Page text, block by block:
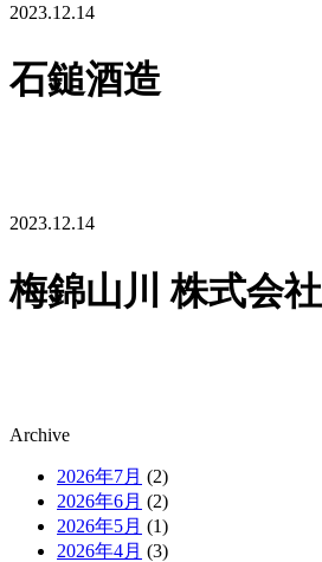
2023.12.14
石鎚酒造
2023.12.14
梅錦山川 株式会社
Archive
2026年7月 (2)
2026年6月 (2)
2026年5月 (1)
2026年4月 (3)